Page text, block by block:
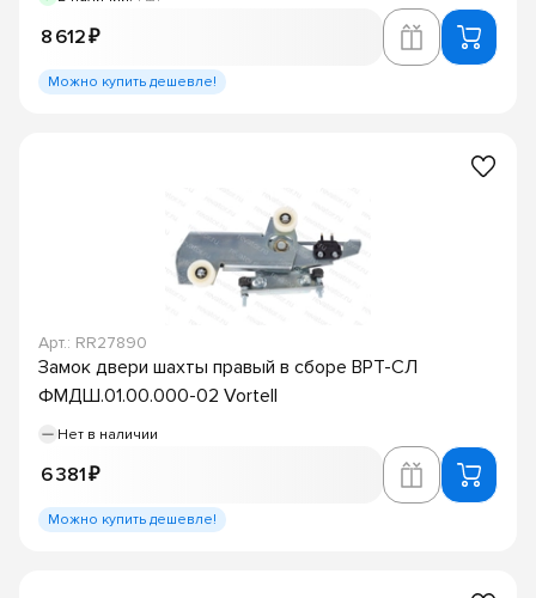
8 612 ₽
Можно купить дешевле!
Арт.: RR27890
Замок двери шахты правый в сборе ВРТ-СЛ
ФМДШ.01.00.000-02 Vortell
Нет в наличии
6 381 ₽
Можно купить дешевле!